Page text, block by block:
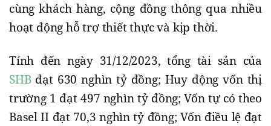
cùng khách hàng, cộng đồng thông qua nhiều
hoạt động hỗ trợ thiết thực và kịp thời.
Tính đến ngày 31/12/2023, tổng tài sản của
SHB đạt 630 nghìn tỷ đồng; Huy động vốn thị
trường 1 đạt 497 nghìn tỷ đồng; Vốn tự có theo
Basel II đạt 70,3 nghìn tỷ đồng; Vốn điều lệ đạt